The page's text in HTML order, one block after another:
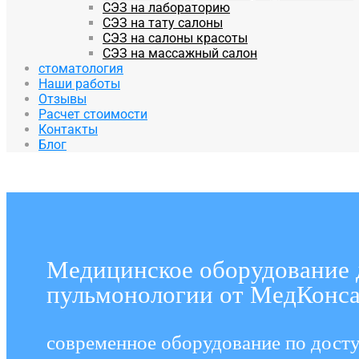
СЭЗ на лабораторию
СЭЗ на тату салоны
СЭЗ на салоны красоты
СЭЗ на массажный салон
стоматология
Наши работы
Отзывы
Расчет стоимости
Контакты
Блог
Медицинское оборудование
пульмонологии от
современное оборудование по